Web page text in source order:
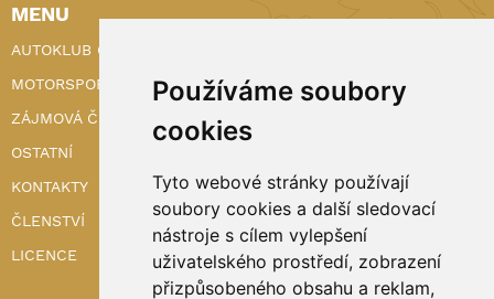
Používáme soubory
cookies
Tyto webové stránky používají
soubory cookies a další sledovací
nástroje s cílem vylepšení
uživatelského prostředí, zobrazení
přizpůsobeného obsahu a reklam,
MENU
AUTOKLUB ČR
MOTORSPORT
ZÁJMOVÁ ČINNOST
OSTATNÍ
KONTAKTY
ČLENSTVÍ
LICENCE